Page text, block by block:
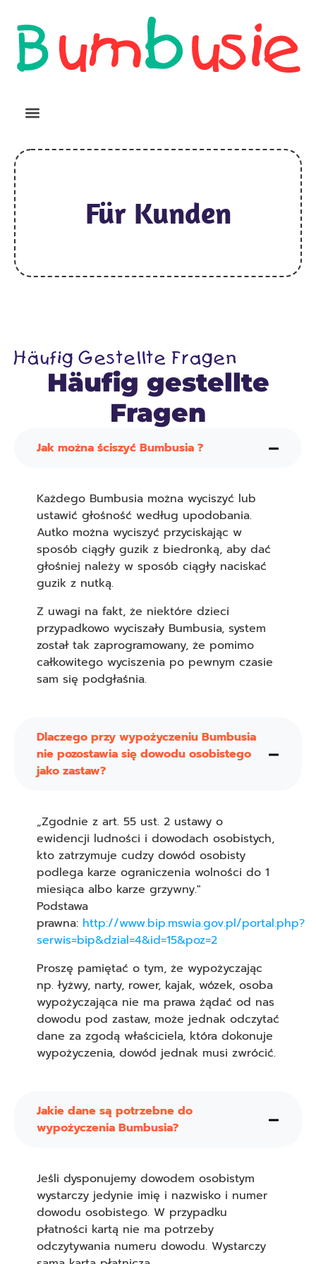
Für Kunden
Häufig Gestellte Fragen
Häufig gestellte
Fragen
Jak można ściszyć Bumbusia ?
Każdego Bumbusia można wyciszyć lub
ustawić głośność według upodobania.
Autko można wyciszyć przyciskając w
sposób ciągły guzik z biedronką, aby dać
głośniej należy w sposób ciągły naciskać
guzik z nutką.
Z uwagi na fakt, że niektóre dzieci
przypadkowo wyciszały Bumbusia, system
został tak zaprogramowany, że pomimo
całkowitego wyciszenia po pewnym czasie
sam się podgłaśnia.
Dlaczego przy wypożyczeniu Bumbusia
nie pozostawia się dowodu osobistego
jako zastaw?
„Zgodnie z art. 55 ust. 2 ustawy o
ewidencji ludności i dowodach osobistych,
kto zatrzymuje cudzy dowód osobisty
podlega karze ograniczenia wolności do 1
miesiąca albo karze grzywny."
Podstawa
prawna: http://www.bip.mswia.gov.pl/portal.php?
serwis=bip&dzial=4&id=15&poz=2
Proszę pamiętać o tym, że wypożyczając
np. łyżwy, narty, rower, kajak, wózek, osoba
wypożyczająca nie ma prawa żądać od nas
dowodu pod zastaw, może jednak odczytać
dane za zgodą właściciela, która dokonuje
wypożyczenia, dowód jednak musi zwrócić.
Jakie dane są potrzebne do
wypożyczenia Bumbusia?
Jeśli dysponujemy dowodem osobistym
wystarczy jedynie imię i nazwisko i numer
dowodu osobistego. W przypadku
płatności kartą nie ma potrzeby
odczytywania numeru dowodu. Wystarczy